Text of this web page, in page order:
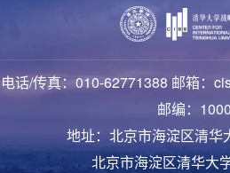
电话/传真：010-62771388 邮箱：
邮编：
地址：北京市海淀区清华
北京市海淀区清华大